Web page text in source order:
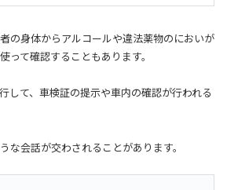
の身体からアルコールや違法薬物のにおいが
って確認することもあります。
して、車検証の提示や車内の確認が行われる
な会話が交わされることがあります。